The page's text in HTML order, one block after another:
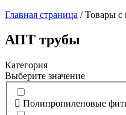
Главная страница /Товары с
АПТ трубы
Категория
Выберите значение
Полипропиленовые